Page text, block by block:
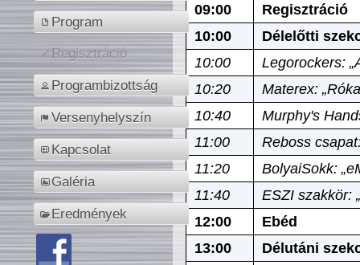
Program
Regisztráció
Programbizottság
Versenyhelyszín
Kapcsolat
Galéria
Eredmények
09:00
Regisztráció
10:00
Délelőtti
10:00
Legorockers:
10:20
Materex:
10:40
Murphy's
11:00
Reboss
11:20
BolyaiSokk:
11:40
ESZI szakkör:
12:00
Ebéd
13:00
Délutáni